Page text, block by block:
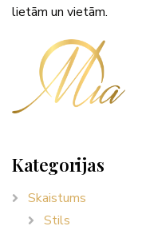
lietām un vietām.
Kategorijas
Skaistums
Stils